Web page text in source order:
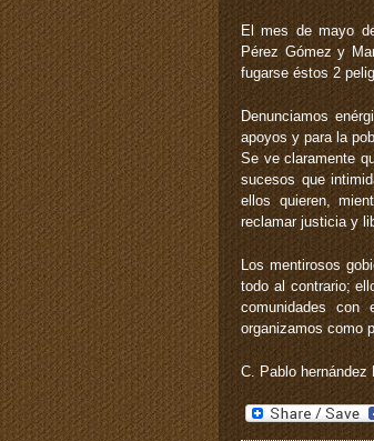
El mes de mayo
Pérez Gómez y
fugarse éstos 2
Denunciamos
apoyos y para la
Se ve claramente
sucesos que
ellos quieren,
reclamar justicia y
Los mentirosos
todo al contrario;
comunidades
organizamos como
C. Pablo hernández